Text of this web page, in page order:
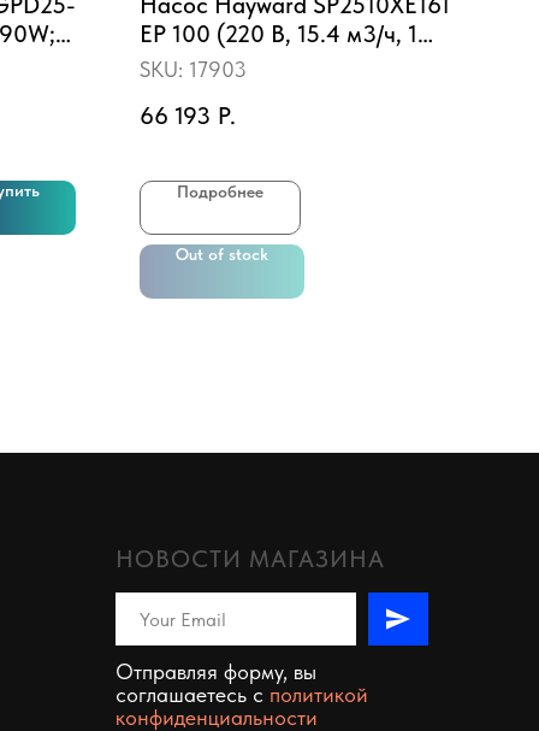
EP 100 (220 В, 15.4 м3/ч, 1
HP)
SKU: 17903
66 193 Р.
Подробнее
Out of stock
НОВОСТИ МАГАЗИНА
Отправляя форму, вы
соглашаетесь c политикой
конфиденциальности